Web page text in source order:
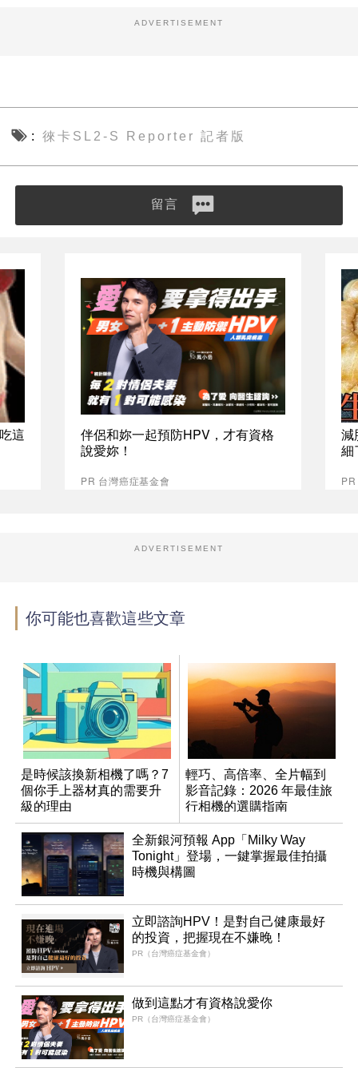
ADVERTISEMENT
徠卡SL2-S Reporter 記者版
留言
這
伴侶和妳一起預防HPV，才有資格
說愛妳！
PR 台灣癌症基金會
減
細
ADVERTISEMENT
你可能也喜歡這些文章
是時候該換新相機了嗎？7
個你手上器材真的需要升
級的理由
輕巧、高倍率、全片幅到
影音記錄：2026 年最佳旅
行相機的選購指南
全新銀河預報 App「Milky Way
Tonight」登場，一鍵掌握最佳拍攝
時機與構圖
立即諮詢HPV！是對自己健康最好
的投資，把握現在不嫌晚！
PR（台灣癌症基金會）
做到這點才有資格說愛你
PR（台灣癌症基金會）